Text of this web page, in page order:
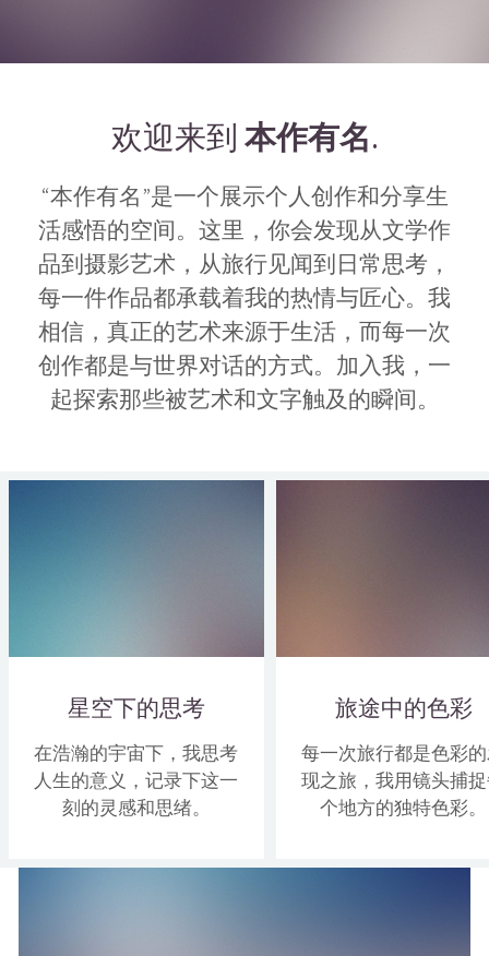
欢迎来到 本作有名.
“本作有名”是一个展示个人创作和分享生
活感悟的空间。这里，你会发现从文学作
品到摄影艺术，从旅行见闻到日常思考，
每一件作品都承载着我的热情与匠心。我
相信，真正的艺术来源于生活，而每一次
创作都是与世界对话的方式。加入我，一
起探索那些被艺术和文字触及的瞬间。
星空下的思考
在浩瀚的宇宙下，我思考
人生的意义，记录下这一
刻的灵感和思绪。
旅途中的色彩
每一次旅行都是色彩
现之旅，我用镜头捕
个地方的独特色彩。